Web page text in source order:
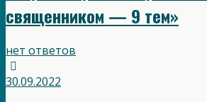
священником — 9 тем»
нет ответов
30.09.2022